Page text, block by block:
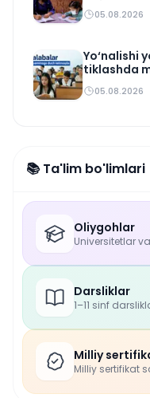
rejasi
05.08.2026
Yo‘nalishi
tiklashda
05.08.2026
📚 Ta'lim bo'limlari
Oliygohlar
Universitetlar
Darsliklar
1–11 sinf
Milliy
Milliy sertifikat